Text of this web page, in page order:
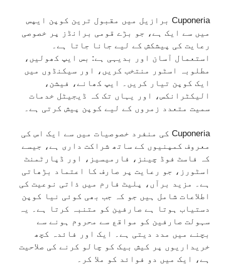
Cuponeria برازیل میں مقبول ترین کوپن ایپس
میں سے ایک ہے، جو بڑے قومی برانڈز پر خصوصی
رعایت کی پیشکش کے لیے جانا جاتا ہے۔
استعمال آسان اور بدیہی ہے: بس ایپ کھولیں،
مطلوبہ اسٹور منتخب کریں، اور سیکنڈوں میں
ایک کوپن تیار کریں۔ ایپ کھانے، فیشن،
الیکٹرانکس، اور یہاں تک کہ ڈیجیٹل خدمات
سمیت متعدد زمروں کے لیے کوپن پیش کرتی ہے۔
Cuponeria کی منفرد خصوصیات میں سے ایک اس کی
معروف کمپنیوں کے ساتھ شراکت داری ہے، جیسے
کہ فاسٹ فوڈ چینز، فارمیسیز، اور ڈپارٹمنٹ
اسٹورز، جو رعایت پر صارف کا اعتماد بڑھاتی
ہے۔ مزید برآں، پلیٹ فارم میں ذاتی نوعیت کی
اطلاعات شامل ہیں جو کہ جب بھی کوئی نیا کوپن
دستیاب ہوتا ہے صارفین کو متنبہ کرتا ہے۔ یہ
سہولت صارفین کو مواقع سے محروم ہونے سے
بچنے میں مدد دیتی ہے۔ ایک اور فائدہ کچھ
خریداریوں پر کیش بیک کو چالو کرنے کی صلاحیت
ہے، ایک میں دو فوائد کو ملا کر۔